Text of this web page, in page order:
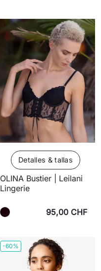
Detalles & tallas
OLINA Bustier | Leilani
Lingerie
95,00 CHF
-60%